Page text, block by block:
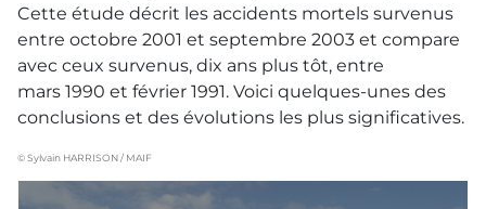
Cette étude décrit les accidents mortels survenus
entre octobre 2001 et septembre 2003 et compare
avec ceux survenus, dix ans plus tôt, entre
mars 1990 et février 1991. Voici quelques-unes des
conclusions et des évolutions les plus significatives.
© Sylvain HARRISON / MAIF